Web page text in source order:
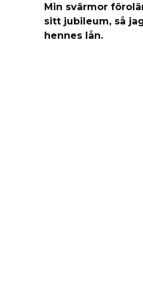
Min svärmor
sitt jubileum, så
hennes lån.